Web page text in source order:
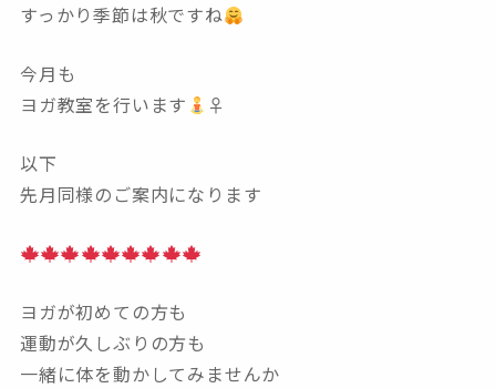
すっかり季節は秋ですね
今月も
ヨガ教室を行います
‍♀
以下
先月同様のご案内になります
ヨガが初めての方も
運動が久しぶりの方も
一緒に体を動かしてみませんか